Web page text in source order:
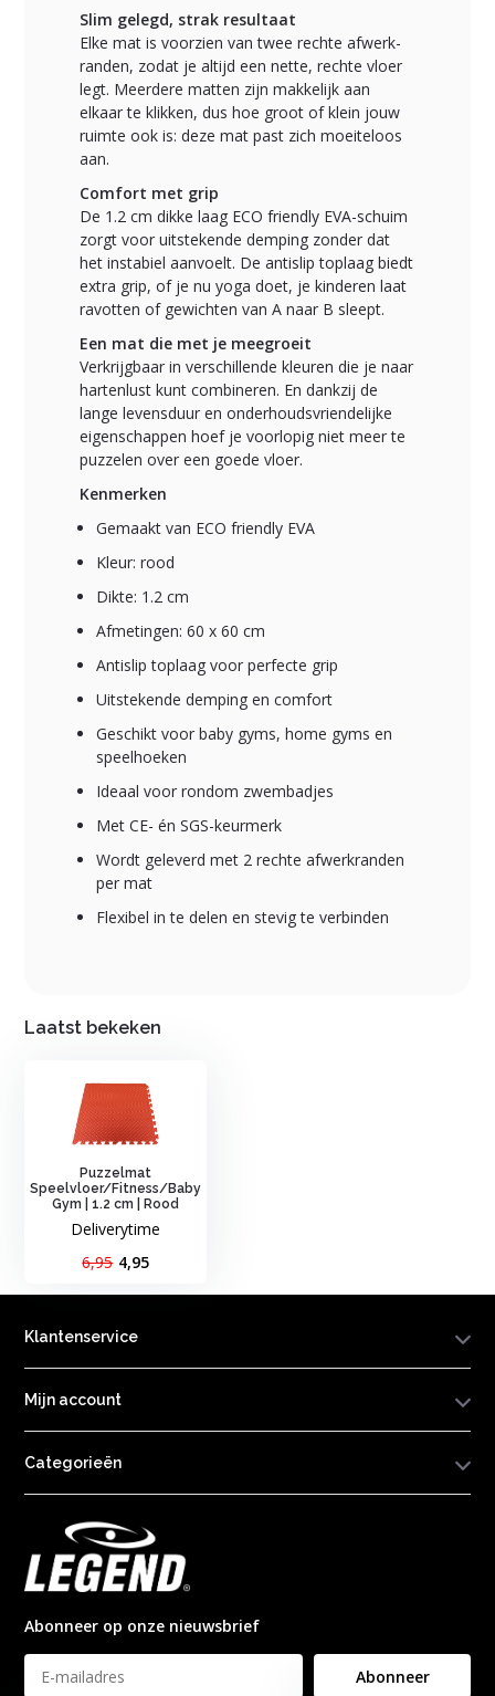
Slim gelegd, strak resultaat
Elke mat is voorzien van twee rechte afwerk­
randen, zodat je altijd een nette, rechte vloer
legt. Meerdere matten zijn makkelijk aan
elkaar te klikken, dus hoe groot of klein jouw
ruimte ook is: deze mat past zich moeiteloos
aan.
Comfort met grip
De 1.2 cm dikke laag ECO friendly EVA-schuim
zorgt voor uitstekende demping zonder dat
het instabiel aanvoelt. De antislip toplaag biedt
extra grip, of je nu yoga doet, je kinderen laat
ravotten of gewichten van A naar B sleept.
Een mat die met je meegroeit
Verkrijgbaar in verschillende kleuren die je naar
hartenlust kunt combineren. En dankzij de
lange levensduur en onderhoudsvriendelijke
eigenschappen hoef je voorlopig niet meer te
puzzelen over een goede vloer.
Kenmerken
Gemaakt van ECO friendly EVA
Kleur: rood
Dikte: 1.2 cm
Afmetingen: 60 x 60 cm
Antislip toplaag voor perfecte grip
Uitstekende demping en comfort
Geschikt voor baby gyms, home gyms en
speelhoeken
Ideaal voor rondom zwembadjes
Met CE- én SGS-keurmerk
Wordt geleverd met 2 rechte afwerk­randen
per mat
Flexibel in te delen en stevig te verbinden
Laatst bekeken
Puzzelmat
Speelvloer/Fitness/Baby
Gym | 1.2 cm | Rood
Deliverytime
6,95 4,95
Klantenservice
Mijn account
Categorieën
Abonneer op onze nieuwsbrief
Abonneer